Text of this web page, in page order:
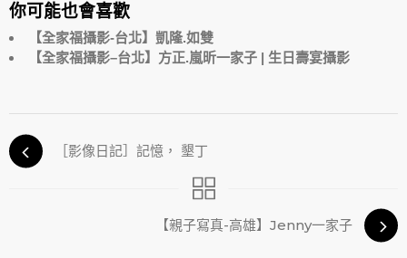
你可能也會喜歡
【全家福攝影-台北】凱隆.如雙
【全家福攝影–台北】方正.嵐昕一家子 | 生日壽宴攝影
［影像日記］記憶， 墾丁
【親子寫真-高雄】Jenny一家子